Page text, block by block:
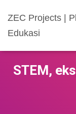
ZEC Projects |
Edukasi
STEM,